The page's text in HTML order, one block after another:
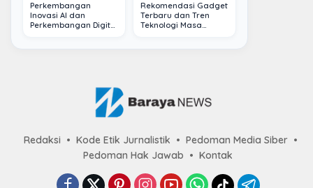
Perkembangan
Inovasi AI dan
Perkembangan Digital
Rekomendasi Gadget
Terbaru dan Tren
Teknologi Masa
Redaksi Kode Etik Jurnalistik
Pedoman Media Siber
Pedoman Hak Jawab
Kontak